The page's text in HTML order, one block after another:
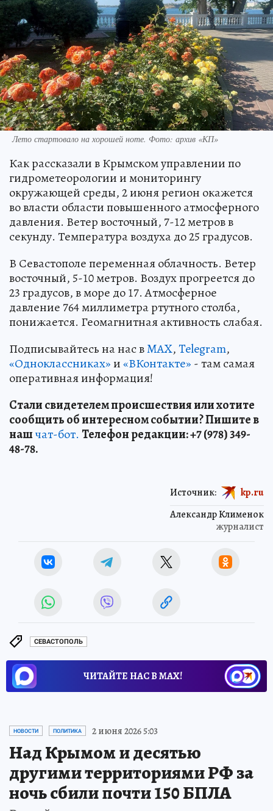
Лето стартовало на хорошей ноте. Фото: архив «КП»
Как рассказали в Крымском управлении по
гидрометеорологии и мониторингу
окружающей среды, 2 июня регион окажется
во власти области повышенного атмосферного
давления. Ветер восточный, 7-12 метров в
секунду. Температура воздуха до 25 градусов.
В Севастополе переменная облачность. Ветер
восточный, 5-10 метров. Воздух прогреется до
23 градусов, в море до 17. Атмосферное
давление 764 миллиметра ртутного столба,
понижается. Геомагнитная активность слабая.
Подписывайтесь на нас вMAX,Telegram,
«Одноклассниках»и«ВКонтакте» - там самая
оперативная информация!
Стали свидетелем происшествия или хотите
сообщить об интересном событии? Пишите в
нашчат-бот. Телефон редакции: +7 (978) 349-
48-78.
Александр Клименок
журналист
Источник: kp.ru
СЕВАСТОПОЛЬ
ЧИТАЙТЕ НАС В МАХ!
НОВОСТИ ПОЛИТИКА 2 июня 2026 5:03
Над Крымом и десятью
другими территориями РФ за
ночь сбили почти 150 БПЛА